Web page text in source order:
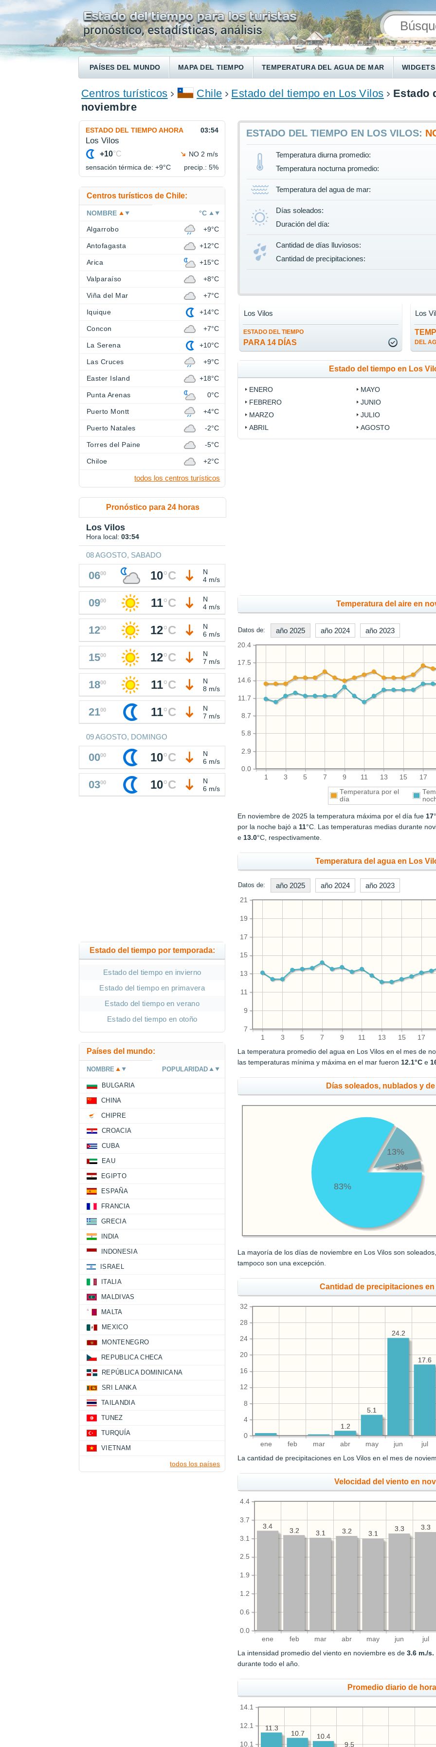
PAÍSES DEL MUNDO MAPA DEL TIEMPO TEMPERATURA DEL AGUA DE MAR
ENCONTRAR UN HOTEL
Centros turísticos Chile Estado del tiempo en Los Vilos
Estado
noviembre
ESTADO DEL TIEMPO EN LOS VILOS:
Temperatura diurna promedio:
Temperatura nocturna promedio:
Temperatura del agua de mar:
Días soleados:
Duración del día:
Cantidad de días lluviosos:
Cantidad de precipitaciones:
ESTADO DEL TIEMPO
PARA 14 DÍAS
Los Vilos
DEL
Los
Estado del tiempo en Los
ENERO
FEBRERO
MARZO
ABRIL
MAYO
JUNIO
JULIO
AGOSTO
Temperatura del aire en
Datos de: año 2025 año 2024 año 2023
1 3 5 7 9 11 13 15 17
0.0
2.9
5.8
8.7
11.7
14.6
17.5
20.4
Temperatura por el
día
En noviembre de 2025 la temperatura máxima por el día fue17
por la noche bajó a11°C. Las temperaturas medias durante
e13.0°C, respectivamente.
Temperatura del agua en Los
Datos de: año 2025 año 2024 año 2023
1 3 5 7 9 11 13 15 17
7
9
11
13
15
17
19
21
La temperatura promedio del agua en Los Vilos en el mes de
las temperaturas mínima y máxima en el mar fueron12.1°C e
Días soleados, nublados y
83%
13%
3%
La mayoría de los días de noviembre en Los Vilos son
tampoco son una excepción.
Cantidad de precipitaciones
ene feb mar abr may jun jul
0
4
8
12
16
20
24
28
32
17.6
24.2
5.1
1.2
17.6
24.2
5.1
1.2
La cantidad de precipitaciones en Los Vilos en el mes de
Velocidad del viento en
ene feb mar abr may jun jul
0.0
0.6
1.2
1.9
2.5
3.1
3.7
4.4
3.3
3.3
3.1
3.2
3.1
3.2
3.4 3.3
3.3
3.1
3.2
3.1
3.2
3.4
La intensidad promedio del viento en noviembre es de3.6 m./s.
durante todo el año.
Promedio diario de
10.1
12.1
14.1
9.5
10.4
10.7
11.3
9.5
10.4
10.7
11.3
ESTADO DEL TIEMPO AHORA 03:54
Los Vilos
+10°C
NO 2 m/s
sensación térmica de: +9°C precip.: 5%
Centros turísticos de Chile:
NOMBRE °C
Algarrobo +9°C
Antofagasta +12°C
Arica +15°C
Valparaíso +8°C
Viña del Mar +7°C
Iquique +14°C
Concon +7°C
La Serena +10°C
Las Cruces +9°C
Easter Island +18°C
Punta Arenas 0°C
Puerto Montt +4°C
Puerto Natales -2°C
Torres del Paine -5°C
Chiloe +2°C
todos los centros turísticos
Pronóstico para 24 horas
Los Vilos
Hora local: 03:54
08 AGOSTO, SABADO
0600 10°C
N
4 m/s
0900 11°C
N
4 m/s
1200 12°C
N
6 m/s
1500 12°C
N
7 m/s
1800 11°C
N
8 m/s
2100 11°C
N
7 m/s
09 AGOSTO, DOMINGO
0000 10°C
N
6 m/s
0300 10°C
N
6 m/s
Estado del tiempo por temporada:
Estado del tiempo en invierno
Estado del tiempo en primavera
Estado del tiempo en verano
Estado del tiempo en otoño
Países del mundo:
NOMBRE POPULARIDAD
BULGARIA
CHINA
CHIPRE
CROACIA
CUBA
EAU
EGIPTO
ESPAÑA
FRANCIA
GRECIA
INDIA
INDONESIA
ISRAEL
ITALIA
MALDIVAS
MALTA
MEXICO
MONTENEGRO
REPUBLICA CHECA
REPÚBLICA DOMINICANA
SRI LANKA
TAILANDIA
TUNEZ
TURQUÍA
VIETNAM
todos los países